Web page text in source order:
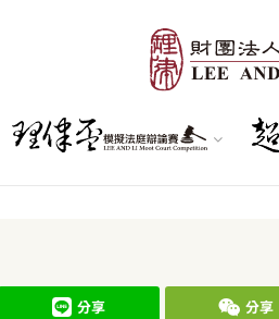
分享 分享